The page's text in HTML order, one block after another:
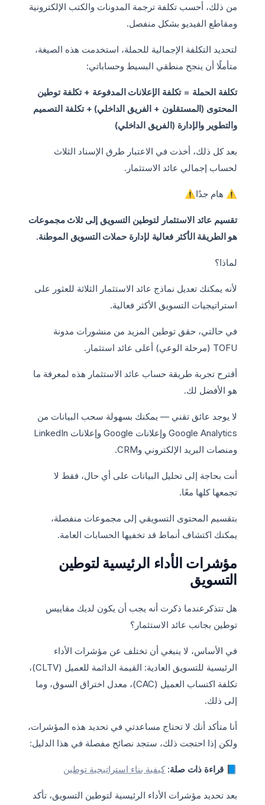
من ذلك، أحسب تكلفة ترجمة المدونات والكتب الإلكترونية
ومقاطع الفيديو بشكل منفصل.
لتحديد التكلفة الإجمالية للحملة، استخدمت هذه الصيغة،
متأملًا أن ينجح منطقي البسيط وحساباتي:
تكلفة الحملة = تكلفة الإعلانات المدفوعة + تكلفة توطين
المحتوى (المستقلون + الفريق الداخلي) + تكلفة التصميم
والتطوير والإدارة (الفريق الداخلي)
بعد كل ذلك، أخذت في الاعتبار طرق الإسناد الثلاث
لحساب إجمالي عائد الاستثمار.
⚠️ هام جدًا⚠️
تقسيم عائد الاستثمار لتوطين التسويق إلى ثلاث مجموعات
هو الطريقة الأكثر فعالية لإدارة حملات التسويق الموطنة.
لماذا؟
لأنه يمكنك تعديل نماذج عائد الاستثمار الثلاثة للعثور على
استراتيجيات التسويق الأكثر فعالية.
في حالتي، حقق توطين المزيد من منشورات مدونة
TOFU (مرحلة الوعي) أعلى عائد استثمار.
أقترح تجربة طريقة حساب عائد الاستثمار هذه لمعرفة ما
هو الأفضل لك.
لا يوجد عائق تقني — يمكنك بسهولة سحب البيانات من
Google Analytics وإعلانات Google وإعلانات LinkedIn
ومنصات البريد الإلكتروني وCRM.
أنت بحاجة إلى تحليل البيانات على أي حال، فقط لا
تجمعها كلها معًا.
بتقسيم المحتوى التسويقي إلى مجموعات منفصلة،
يمكنك اكتشاف أنماط قد تخفيها الحسابات العامة.
مؤشرات الأداء الرئيسية لتوطين
التسويق
هل تتذكرعندما ذكرت أنه يجب أن يكون لديك مقاييس
توطين بجانب عائد الاستثمار؟
في الأساس، لا ينبغي أن تختلف عن مؤشرات الأداء
الرئيسية للتسويق العادية: القيمة الدائمة للعميل (CLTV)،
تكلفة اكتساب العميل (CAC)، معدل اختراق السوق، وما
إلى ذلك.
أنا متأكد أنك لا تحتاج مساعدتي في تحديد هذه المؤشرات،
ولكن إذا احتجت ذلك، ستجد نصائح مفصلة في هذا الدليل:
📘 قراءة ذات صلة: كيفية بناء استراتيجية توطين
بعد تحديد مؤشرات الأداء الرئيسية لتوطين التسويق، تأكد